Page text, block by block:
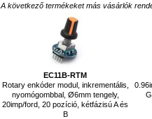
A következő termékeket más vásárlók
EC11B-RTM
Rotary enkóder modul, inkrementális,
nyomógombbal, Ø6mm tengely,
20imp/ford, 20 pozíció, kétfázisú A és
B